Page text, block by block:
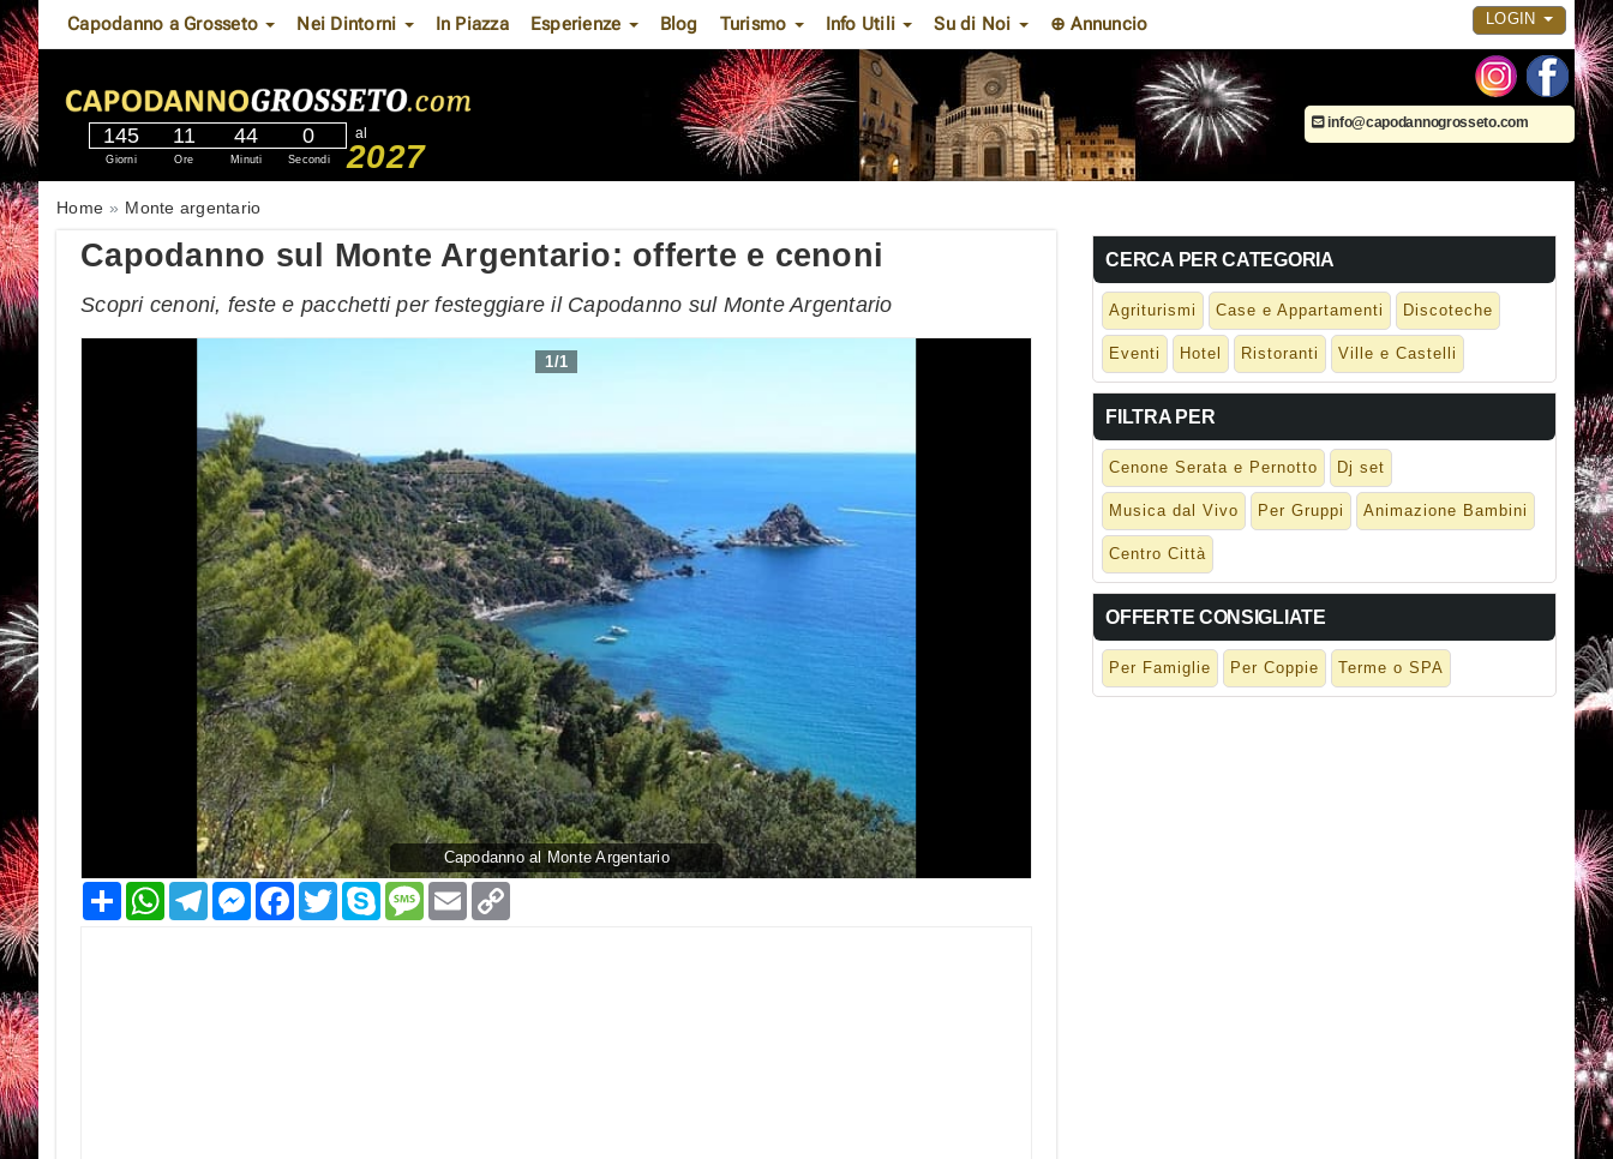
Capodanno a Grosseto Nei Dintorni In Piazza Esperienze Blog Turismo Info Utili Su di Noi ⊕ Annuncio LOGIN
145
Giorni
11
Ore
43
Minuti
59
Secondi
al
2027
info@capodannogrosseto.com
Home Monte argentario
Capodanno sul Monte Argentario: offerte e cenoni
Scopri cenoni, feste e pacchetti per festeggiare il Capodanno sul Monte Argentario
1/1
Capodanno al Monte Argentario
CondividiWhatsAppTelegramMessenger
Facebook
TwitterSkypeMessage
Email
CERCA PER CATEGORIA
Agriturismi Case e Appartamenti Discoteche
Eventi Hotel Ristoranti Ville e Castelli
FILTRA PER
Cenone Serata e Pernotto Dj set
Musica dal Vivo Per Gruppi Animazione Bambini
Centro Città
OFFERTE CONSIGLIATE
Per Famiglie Per Coppie Terme o SPA